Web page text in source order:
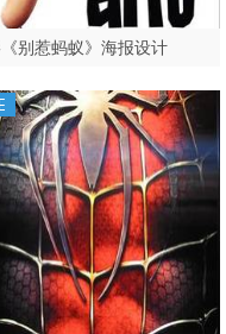
别惹蚂蚁》海报设计